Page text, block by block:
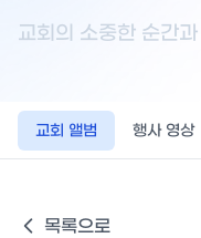
교회의 소중한 순간
교회 앨범 행사 영상
목록으로